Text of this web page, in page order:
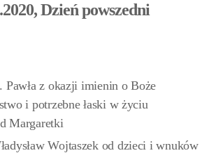
Dzień powszedni
z okazji imienin o Boże
i potrzebne łaski w życiu
Margaretki
Wojtaszek od dzieci i wnuków